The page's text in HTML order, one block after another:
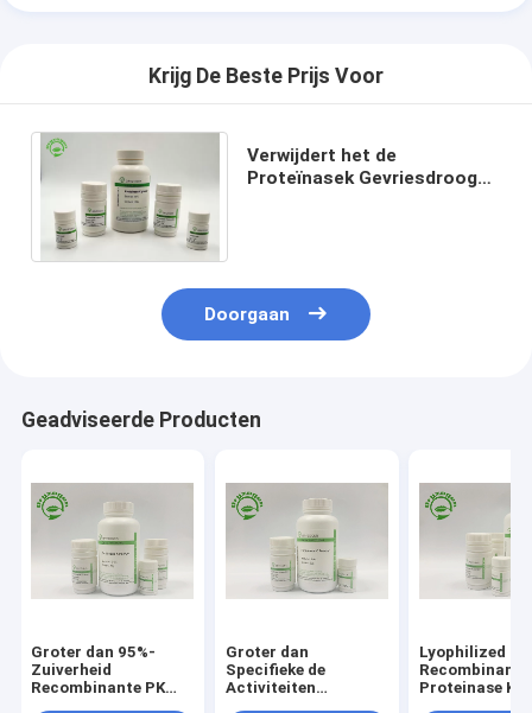
Krijg De Beste Prijs Voor
Verwijdert het de
Proteïnasek Gevriesdroogde
Doorgaan
Geadviseerde Producten
Groter dan 95%-
Zuiverheid
Recombinante PK
Groter dan
Specifieke de
Activiteiten
Lyophilized
Recombinant
Proteinase K